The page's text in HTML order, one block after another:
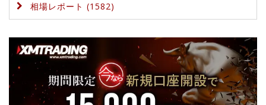
相場レポート (1582)